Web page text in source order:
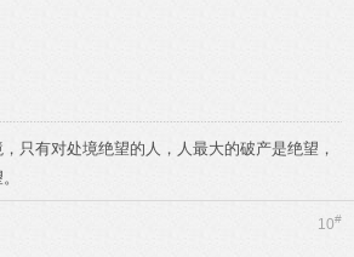
只有对处境绝望的人，人最大的破产是绝望，
10#